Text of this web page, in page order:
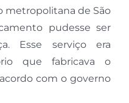
metropolitana de São
pudesse ser
Esse serviço era
que fabricava o
com o governo